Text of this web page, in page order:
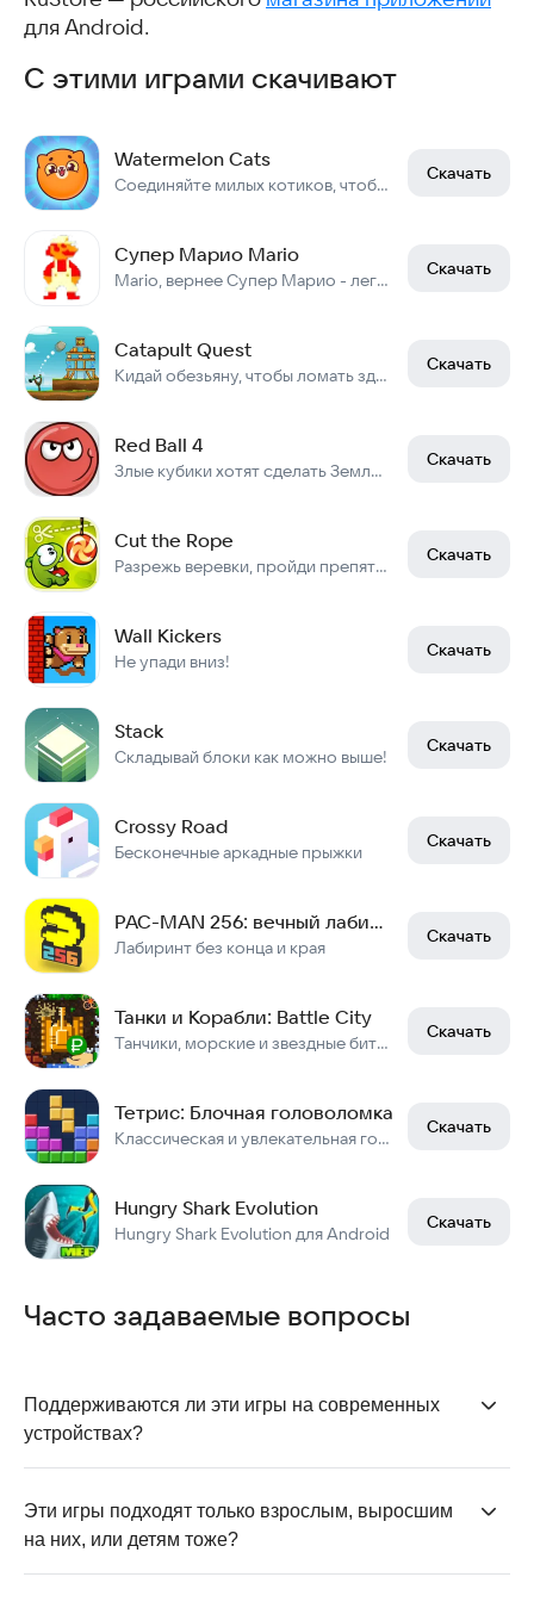
для Android.
С этими играми скачивают
Watermelon Cats
Соединяйте милых котиков, чтобы получить более крупных котиков и очки за них!
Скачать
Супер Марио Mario
Mario, вернее Супер Марио - легендарная игра 8 бит Денди эпохи.
Скачать
Catapult Quest
Кидай обезьяну, чтобы ломать здания и собирать бананы
Скачать
Red Ball 4
Злые кубики хотят сделать Землю квадратной, дайте им отпор!
Скачать
Cut the Rope
Разрежь веревки, пройди препятствия, собери звезды и покорми Ам Няма
Скачать
Wall Kickers
Не упади вниз!
Скачать
Stack
Складывай блоки как можно выше!
Скачать
Crossy Road
Бесконечные аркадные прыжки
Скачать
PAC-MAN 256: вечный лабиринт
Лабиринт без конца и края
Скачать
Танки и Корабли: Battle City
Танчики, морские и звездные битвы
Скачать
Тетрис: Блочная головоломка
Классическая и увлекательная головоломка. Блок Пазл. тетрис. головоломки. аркады
Скачать
Hungry Shark Evolution
Hungry Shark Evolution для Android
Скачать
Часто задаваемые вопросы
Поддерживаются ли эти игры на современных
устройствах?
устройствах без необходимости использовать
старые приставки или эмуляторы. Классические
Эти игры подходят только взрослым, выросшим
на них, или детям тоже?